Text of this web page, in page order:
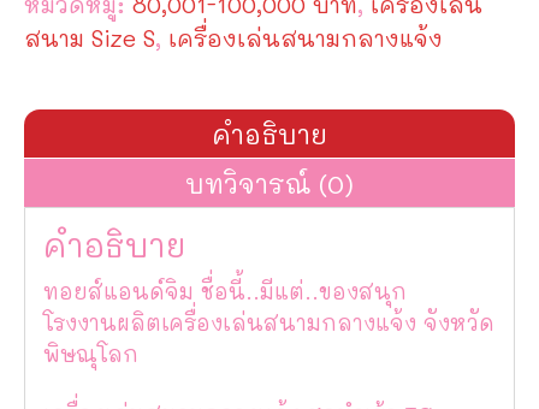
สนาม Size S, เครื่องเล่นสนามกลางแจ้ง
คำอธิบาย
บทวิจารณ์ (0)
คำอธิบาย
ทอยส์แอนด์จิม ชื่อนี้..มีแต่..ของสนุก
โรงงานผลิตเครื่องเล่นสนามกลางแจ้ง จังหวัด
พิษณุโลก